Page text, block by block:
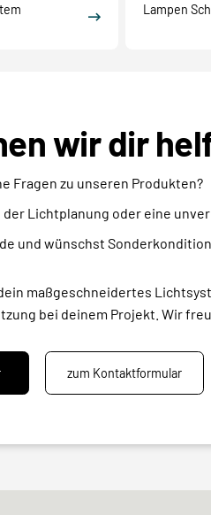
Lampen
wir dir
Fragen zu unseren Produkten?
Lichtplanung oder eine
und wünschst
maßgeschneidertes
bei deinem Projekt. Wir
zum Kontaktformular